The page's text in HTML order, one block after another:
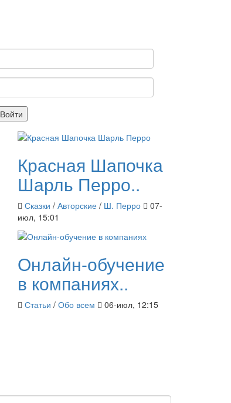
Войти
Красная Шапочка
Шарль Перро..
Сказки / Авторские/ Ш. Перро
07-
июл, 15:01
Онлайн-обучение
в компаниях..
Статьи / Обо всем 06-июл, 12:15